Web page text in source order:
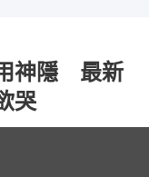
神隱 最新
哭